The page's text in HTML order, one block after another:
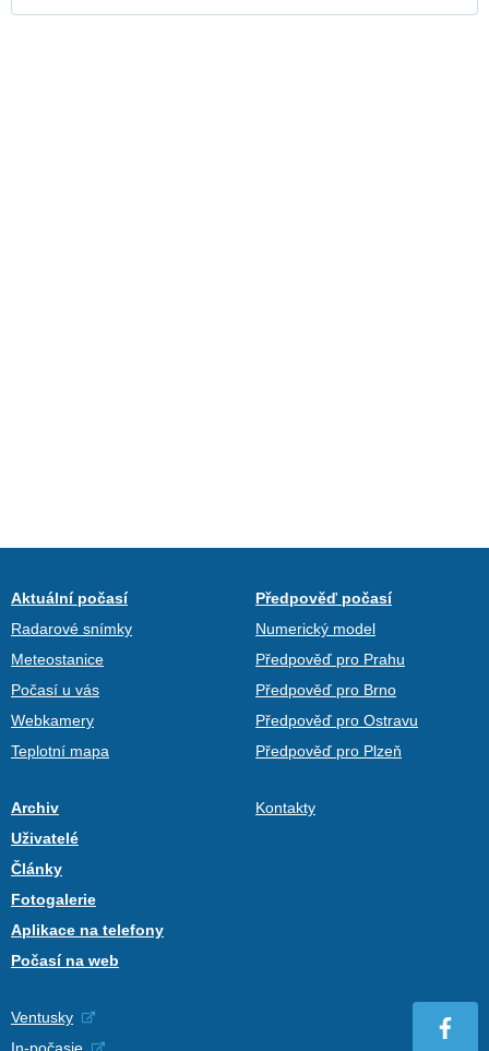
Aktuální počasí
Radarové snímky
Meteostanice
Počasí u vás
Webkamery
Teplotní mapa
Předpověď počasí
Numerický model
Předpověď pro Prahu
Předpověď pro Brno
Předpověď pro Ostravu
Předpověď pro Plzeň
Archiv
Uživatelé
Články
Fotogalerie
Aplikace na telefony
Počasí na web
Kontakty
Ventusky